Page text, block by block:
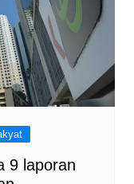
9 laporan